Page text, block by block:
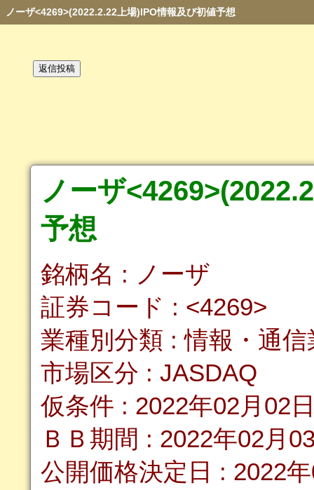
ノーザ<4269>(2022.2.22上場)IPO情報及び初値予想
ノーザ
予想
銘柄名 : ノーザ
証券コード : <4269>
業種別分類 : 情報・通信
市場区分 : JASDAQ
仮条件 : 2022年02月02
ＢＢ期間 : 2022年02月
公開価格決定日 : 2022